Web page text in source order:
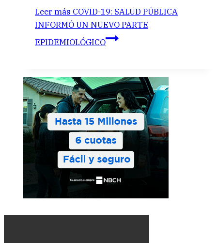
Leer más COVID-19: SALUD PÚBLICA
INFORMÓ UN NUEVO PARTE
EPIDEMIOLÓGICO